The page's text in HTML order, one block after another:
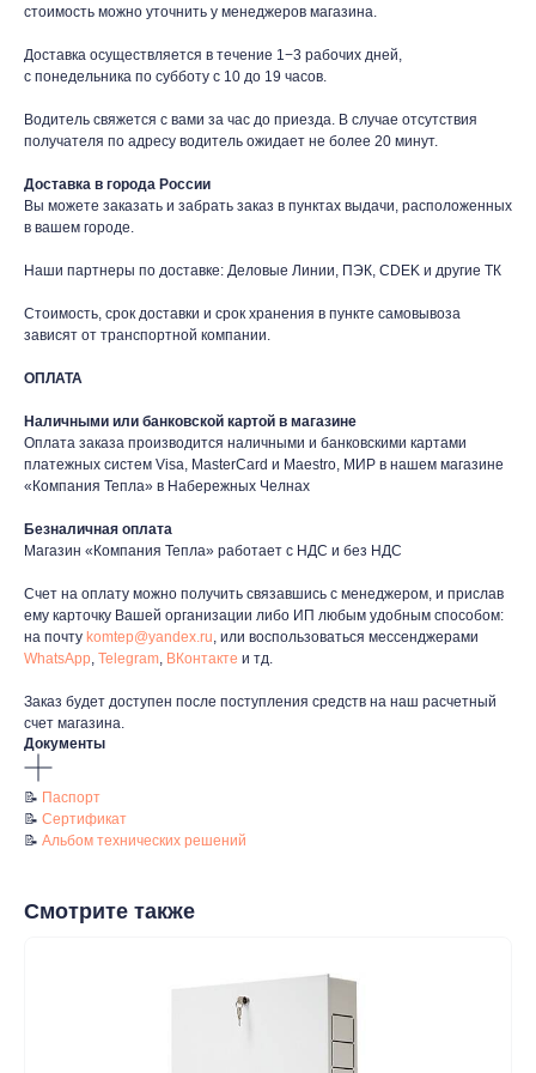
стоимость можно уточнить у менеджеров магазина.
Доставка осуществляется в течение 1−3 рабочих дней,
с понедельника по субботу с 10 до 19 часов.
Водитель свяжется с вами за час до приезда. В случае отсутствия
получателя по адресу водитель ожидает не более 20 минут.
Доставка в города России
Вы можете заказать и забрать заказ в пунктах выдачи, расположенных
в вашем городе.
Наши партнеры по доставке: Деловые Линии, ПЭК, CDEK и другие ТК
Стоимость, срок доставки и срок хранения в пункте самовывоза
зависят от транспортной компании.
ОПЛАТА
Наличными или банковской картой в магазине
Оплата заказа производится наличными и банковскими картами
платежных систем Visa, MasterCard и Maestro, МИР в нашем магазине
«Компания Тепла» в Набережных Челнах
Безналичная оплата
Магазин «Компания Тепла» работает с НДС и без НДС
Счет на оплату можно получить связавшись с менеджером, и прислав
ему карточку Вашей организации либо ИП любым удобным способом:
на почту komtep@yandex.ru, или воспользоваться мессенджерами
WhatsApp, Telegram, ВКонтакте и тд.
Заказ будет доступен после поступления средств на наш расчетный
счет магазина.
Документы
📝 Паспорт
📝 Сертификат
📝 Альбом технических решений
Смотрите также
Данный интернет‑сайт носит информационный характер и ни
соответствии со ст. 437 (2) ГК РФ. Для получения подробной
информации о наличии и стоимости товаров/услуг обратитесь
к нашим менеджерам по контактам, указанным на сайте
Покупателям
Пн-Пт: 8:00 - 17:00
Адрес магазина:г. Набережные
Челны, проспект Казанский, д. 124
+7 (8552) 78-33-11
Заказать звонок
Каталог О компании